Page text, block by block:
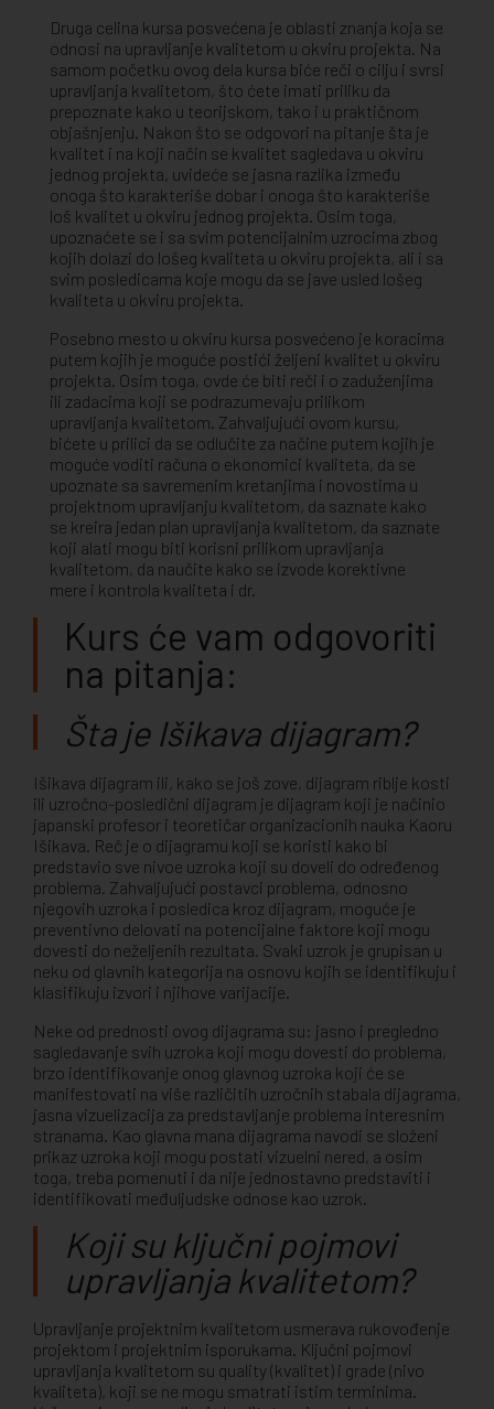
Druga celina kursa posvećena je oblasti znanja koja se
odnosi na upravljanje kvalitetom u okviru projekta. Na
samom početku ovog dela kursa biće reči o cilju i svrsi
upravljanja kvalitetom, što ćete imati priliku da
prepoznate kako u teorijskom, tako i u praktičnom
objašnjenju. Nakon što se odgovori na pitanje šta je
kvalitet i na koji način se kvalitet sagledava u okviru
jednog projekta, uvideće se jasna razlika između
onoga što karakteriše dobar i onoga što karakteriše
loš kvalitet u okviru jednog projekta. Osim toga,
upoznaćete se i sa svim potencijalnim uzrocima zbog
kojih dolazi do lošeg kvaliteta u okviru projekta, ali i sa
svim posledicama koje mogu da se jave usled lošeg
kvaliteta u okviru projekta.
Posebno mesto u okviru kursa posvećeno je koracima
putem kojih je moguće postići željeni kvalitet u okviru
projekta. Osim toga, ovde će biti reči i o zaduženjima
ili zadacima koji se podrazumevaju prilikom
upravljanja kvalitetom. Zahvaljujući ovom kursu,
bićete u prilici da se odlučite za načine putem kojih je
moguće voditi računa o ekonomici kvaliteta, da se
upoznate sa savremenim kretanjima i novostima u
projektnom upravljanju kvalitetom, da saznate kako
se kreira jedan plan upravljanja kvalitetom, da saznate
koji alati mogu biti korisni prilikom upravljanja
kvalitetom, da naučite kako se izvode korektivne
mere i kontrola kvaliteta i dr.
Kurs će vam odgovoriti
na pitanja:
Šta je Išikava dijagram?
Išikava dijagram ili, kako se još zove, dijagram riblje kosti
ili uzročno-posledični dijagram je dijagram koji je načinio
japanski profesor i teoretičar organizacionih nauka Kaoru
Išikava. Reč je o dijagramu koji se koristi kako bi
predstavio sve nivoe uzroka koji su doveli do određenog
problema. Zahvaljujući postavci problema, odnosno
njegovih uzroka i posledica kroz dijagram, moguće je
preventivno delovati na potencijalne faktore koji mogu
dovesti do neželjenih rezultata. Svaki uzrok je grupisan u
neku od glavnih kategorija na osnovu kojih se identifikuju i
klasifikuju izvori i njihove varijacije.
Neke od prednosti ovog dijagrama su: jasno i pregledno
sagledavanje svih uzroka koji mogu dovesti do problema,
brzo identifikovanje onog glavnog uzroka koji će se
manifestovati na više različitih uzročnih stabala dijagrama,
jasna vizuelizacija za predstavljanje problema interesnim
stranama. Kao glavna mana dijagrama navodi se složeni
prikaz uzroka koji mogu postati vizuelni nered, a osim
toga, treba pomenuti i da nije jednostavno predstaviti i
identifikovati međuljudske odnose kao uzrok.
Koji su ključni pojmovi
upravljanja kvalitetom?
Upravljanje projektnim kvalitetom usmerava rukovođenje
projektom i projektnim isporukama. Ključni pojmovi
upravljanja kvalitetom su quality (kvalitet) i grade (nivo
kvaliteta), koji se ne mogu smatrati istim terminima.